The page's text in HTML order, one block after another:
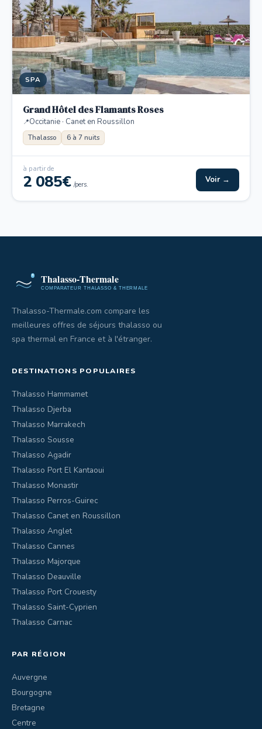
SPA
Grand Hôtel des Flamants Roses
Occitanie · Canet en Roussillon
Thalasso 6 à 7 nuits
à partir de
2 085€ /pers. Voir →
Thalasso-Thermale.com compare les
meilleures offres de séjours thalasso ou
spa thermal en France et à l'étranger.
DESTINATIONS POPULAIRES
Thalasso Hammamet
Thalasso Djerba
Thalasso Marrakech
Thalasso Sousse
Thalasso Agadir
Thalasso Port El Kantaoui
Thalasso Monastir
Thalasso Perros-Guirec
Thalasso Canet en Roussillon
Thalasso Anglet
Thalasso Cannes
Thalasso Majorque
Thalasso Deauville
Thalasso Port Crouesty
Thalasso Saint-Cyprien
Thalasso Carnac
PAR RÉGION
Auvergne
Bourgogne
Bretagne
Centre